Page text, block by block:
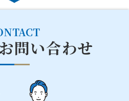
問い合わせ